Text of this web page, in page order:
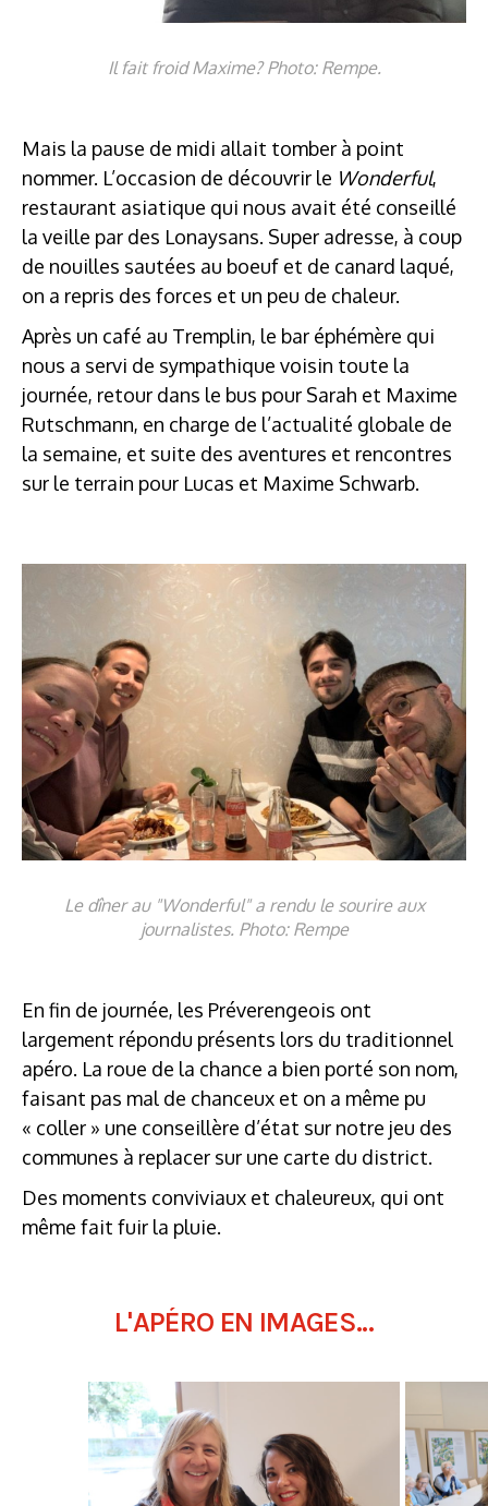
Il fait froid Maxime? Photo: Rempe.
Mais la pause de midi allait tomber à point
nommer. L’occasion de découvrir le Wonderful,
restaurant asiatique qui nous avait été conseillé
la veille par des Lonaysans. Super adresse, à coup
de nouilles sautées au boeuf et de canard laqué,
on a repris des forces et un peu de chaleur.
Après un café au Tremplin, le bar éphémère qui
nous a servi de sympathique voisin toute la
journée, retour dans le bus pour Sarah et Maxime
Rutschmann, en charge de l’actualité globale de
la semaine, et suite des aventures et rencontres
sur le terrain pour Lucas et Maxime Schwarb.
Le dîner au "Wonderful" a rendu le sourire aux
journalistes. Photo: Rempe
En fin de journée, les Préverengeois ont
largement répondu présents lors du traditionnel
apéro. La roue de la chance a bien porté son nom,
faisant pas mal de chanceux et on a même pu
« coller » une conseillère d’état sur notre jeu des
communes à replacer sur une carte du district.
Des moments conviviaux et chaleureux, qui ont
même fait fuir la pluie.
L'APÉRO EN IMAGES...